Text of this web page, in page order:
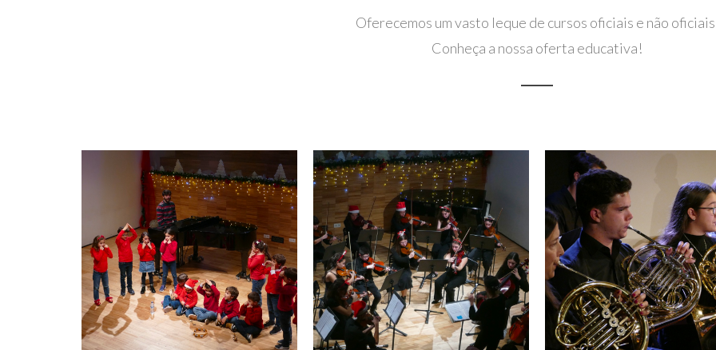
Oferecemos um vasto leque de cursos oficiais e não
Conheça a nossa oferta educativa!